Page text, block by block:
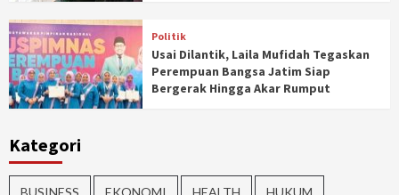
Politik
Usai Dilantik, Laila Mufidah Tegaskan
Perempuan Bangsa Jatim Siap
Bergerak Hingga Akar Rumput
Kategori
BUSINESS EKONOMI HEALTH HUKUM